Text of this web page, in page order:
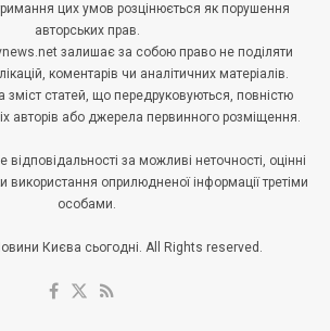
цих умов розцінюється як порушення
авторських прав.
залишає за собою право не поділяти
коментарів чи аналітичних матеріалів.
зміст статей, що передруковуються, повністю
авторів або джерела первинного розміщення.
відповідальності за можливі неточності, оцінні
використання оприлюдненої інформації третіми
особами.
Києва сьогодні. All Rights reserved.